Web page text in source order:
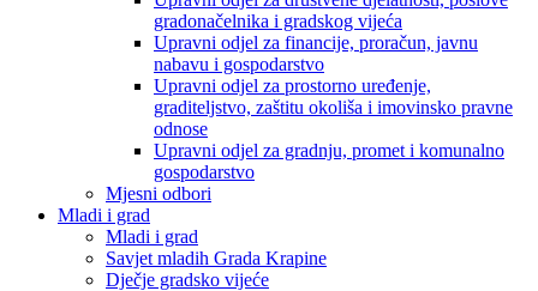
gradonačelnika i gradskog vijeća
Upravni odjel za financije, proračun, javnu
nabavu i gospodarstvo
Upravni odjel za prostorno uređenje,
graditeljstvo, zaštitu okoliša i imovinsko pravne
odnose
Upravni odjel za gradnju, promet i komunalno
gospodarstvo
Mjesni odbori
Mladi i grad
Mladi i grad
Savjet mladih Grada Krapine
Dječje gradsko vijeće